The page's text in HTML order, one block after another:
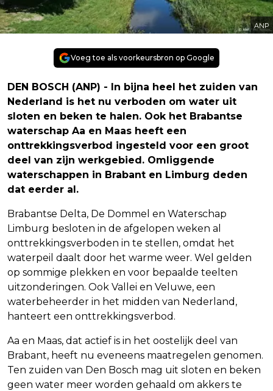
ANP
Voeg toe als voorkeursbron op Google
DEN BOSCH (ANP) - In bijna heel het zuiden van
Nederland is het nu verboden om water uit
sloten en beken te halen. Ook het Brabantse
waterschap Aa en Maas heeft een
onttrekkingsverbod ingesteld voor een groot
deel van zijn werkgebied. Omliggende
waterschappen in Brabant en Limburg deden
dat eerder al.
Brabantse Delta, De Dommel en Waterschap
Limburg besloten in de afgelopen weken al
onttrekkingsverboden in te stellen, omdat het
waterpeil daalt door het warme weer. Wel gelden
op sommige plekken en voor bepaalde teelten
uitzonderingen. Ook Vallei en Veluwe, een
waterbeheerder in het midden van Nederland,
hanteert een onttrekkingsverbod.
Aa en Maas, dat actief is in het oostelijk deel van
Brabant, heeft nu eveneens maatregelen genomen.
Ten zuiden van Den Bosch mag uit sloten en beken
geen water meer worden gehaald om akkers te